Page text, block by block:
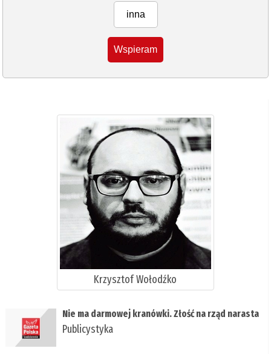
inna
Wspieram
Krzysztof Wołodźko
Nie ma darmowej kranówki. Złość na rząd narasta
Publicystyka